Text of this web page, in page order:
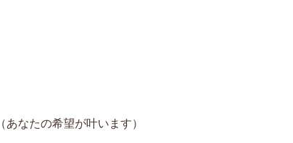
（あなたの希望が叶います）